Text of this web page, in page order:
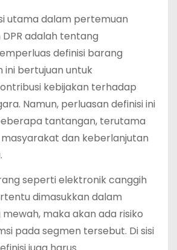
utama dalam pertemuan
adalah tentang
definisi barang
ini bertujuan untuk
kebijakan terhadap
Namun, perluasan definisi ini
tantangan, terutama
dan keberlanjutan
seperti elektronik canggih
dimasukkan dalam
maka akan ada risiko
pada segmen tersebut. Di sisi